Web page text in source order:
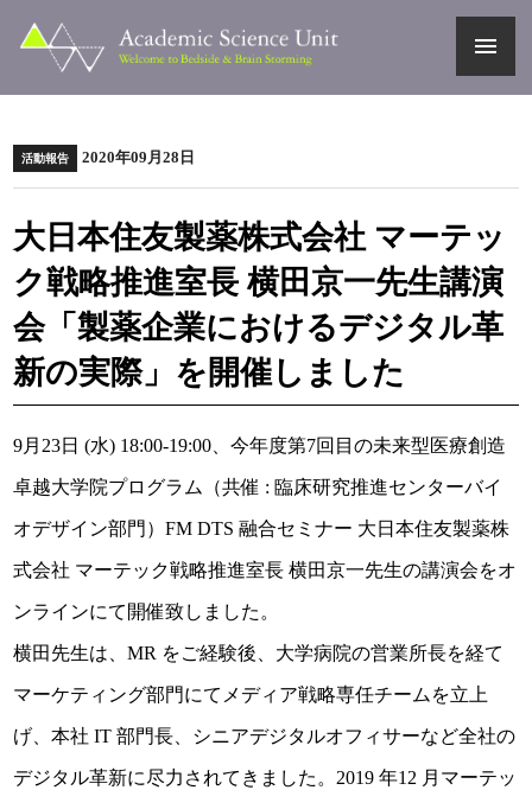
menu
活動報告 2020年09月28日
大日本住友製薬株式会社 マーテッ
ク戦略推進室長 横田京一先生講演
会「製薬企業におけるデジタル革
新の実際」を開催しました
9月23日 (水) 18:00-19:00、今年度第7回目の未来型医療創造
卓越大学院プログラム（共催 : 臨床研究推進センターバイ
オデザイン部門）FM DTS 融合セミナー 大日本住友製薬株
式会社 マーテック戦略推進室長 横田京一先生の講演会をオ
ンラインにて開催致しました。
横田先生は、MR をご経験後、大学病院の営業所長を経て
マーケティング部門にてメディア戦略専任チームを立上
げ、本社 IT 部門長、シニアデジタルオフィサーなど全社の
デジタル革新に尽力されてきました。2019 年12 月マーテッ